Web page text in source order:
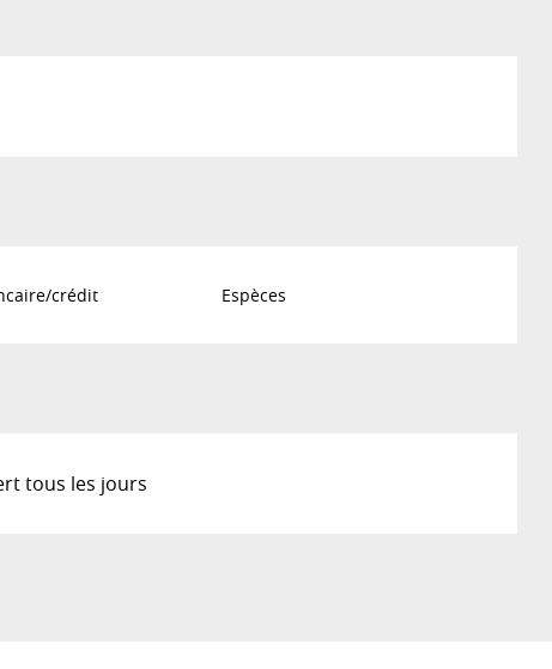
crédit Espèces
tous les jours